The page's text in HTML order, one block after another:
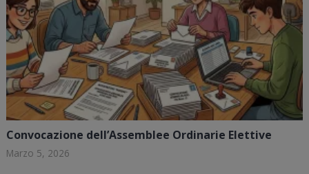
Convocazione dell’Assemblee Ordinarie Elettive
Marzo 5, 2026